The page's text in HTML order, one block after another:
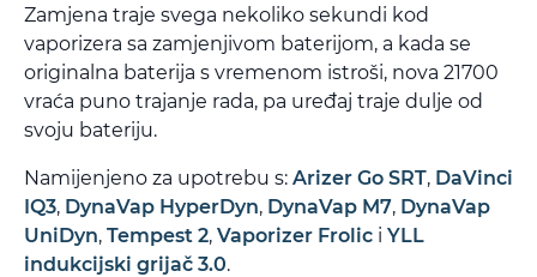
Zamjena traje svega nekoliko sekundi kod
vaporizera sa zamjenjivom baterijom, a kada se
originalna baterija s vremenom istroši, nova 21700
vraća puno trajanje rada, pa uređaj traje dulje od
svoju bateriju.
Namijenjeno za upotrebu s: Arizer Go SRT, DaVinci
IQ3, DynaVap HyperDyn, DynaVap M7, DynaVap
UniDyn, Tempest 2, Vaporizer Frolic i YLL
indukcijski grijač 3.0.